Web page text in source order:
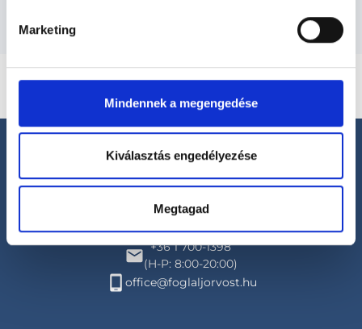
Marketing
Mindennek a megengedése
Kiválasztás engedélyezése
Megtagad
Segíthetünk?
+36 1 700-1398
(H-P: 8:00-20:00)
office@foglaljorvost.hu